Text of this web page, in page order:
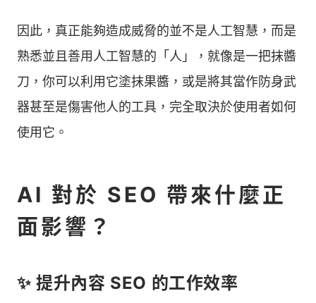
因此，真正能夠造成威脅的並不是人工智慧，而是
熟悉並且善用人工智慧的「人」，就像是一把抹醬
刀，你可以利用它塗抹果醬，或是將其當作防身武
器甚至是傷害他人的工具，完全取決於使用者如何
使用它。
AI 對於 SEO 帶來什麼正
面影響？
✨ 提升內容 SEO 的工作效率